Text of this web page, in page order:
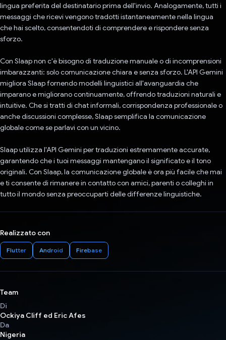
lingua preferita del destinatario prima dell'invio. Analogamente, tutti i
messaggi che ricevi vengono tradotti istantaneamente nella lingua
che hai scelto, consentendoti di comprendere e rispondere senza
sforzo.
Con Slaap non c'è bisogno di traduzione manuale o di incomprensioni
imbarazzanti: solo comunicazione chiara e senza sforzo. L'API Gemini
migliora Slaap fornendo modelli linguistici all'avanguardia che
imparano e migliorano continuamente, offrendo traduzioni naturali e
intuitive. Che si tratti di chat informali, corrispondenza professionale o
anche discussioni complesse, Slaap semplifica la comunicazione
globale come se parlavi con un vicino.
Slaap utilizza l'API Gemini per traduzioni estremamente accurate,
garantendo che i tuoi messaggi mantengano il significato e il tono
originali. Con Slaap, la comunicazione globale è ora più facile che mai
e ti consente di rimanere in contatto con amici, parenti o colleghi in
tutto il mondo senza preoccuparti delle differenze linguistiche.
Realizzato con
Flutter Android Firebase
Team
Di
Ockiya Cliff ed Eric Afes
Da
Nigeria